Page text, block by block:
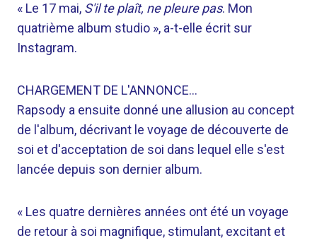
« Le 17 mai, S'il te plaît, ne pleure pas. Mon
quatrième album studio », a-t-elle écrit sur
Instagram.
CHARGEMENT DE L'ANNONCE…
Rapsody a ensuite donné une allusion au concept
de l'album, décrivant le voyage de découverte de
soi et d'acceptation de soi dans lequel elle s'est
lancée depuis son dernier album.
« Les quatre dernières années ont été un voyage
de retour à soi magnifique, stimulant, excitant et